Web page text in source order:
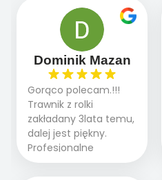
panowie wiedzą co
robią. Wszystko poszło
sprawnie i szybko.
Doradztwo w
pielęgnacji trawnika
teraz i na późniejszym
etapie jest dużym
plusem. Teraz razem
z dzieckiem i małym
pieskiem cieszymy się
pięknym trawnikiem :)
A trawa robi efekt
Dominik Mazan
Gorąco polecam.!!!
Trawnik z rolki
zakładany 3lata temu,
dalej jest piękny.
Profesjonalne
podejście do pracy,